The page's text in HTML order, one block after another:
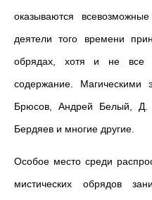
оказываются
деятели того времени
обрядах, хотя и не
содержание. Магическими
Брюсов, Андрей Белый, Д.
Бердяев и многие другие.
Особое место среди
мистических обрядов